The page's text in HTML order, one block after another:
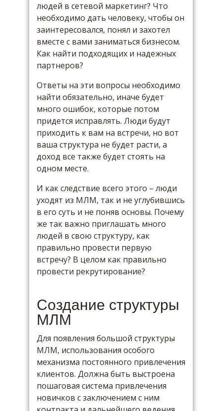
людей в сетевой маркетинг? Что
необходимо дать человеку, чтобы он
заинтересовался, понял и захотел
вместе с вами заниматься бизнесом.
Как найти подходящих и надежных
партнеров?
Ответы на эти вопросы необходимо
найти обязательно, иначе будет
много ошибок, которые потом
придется исправлять. Люди будут
приходить к вам на встречи, но вот
ваша структура не будет расти, а
доход все также будет стоять на
одном месте.
И как следствие всего этого – люди
уходят из МЛМ, так и не углубившись
в его суть и не поняв основы. Почему
же так важно приглашать много
людей в свою структуру, как
правильно провести первую
встречу? В целом как правильно
провести рекрутирование?
Создание структуры
МЛМ
Для появления большой структуры
МЛМ, использования особого
механизма постоянного привлечения
клиентов. Должна быть выстроена
пошаговая система привлечения
новичков с заключением с ним